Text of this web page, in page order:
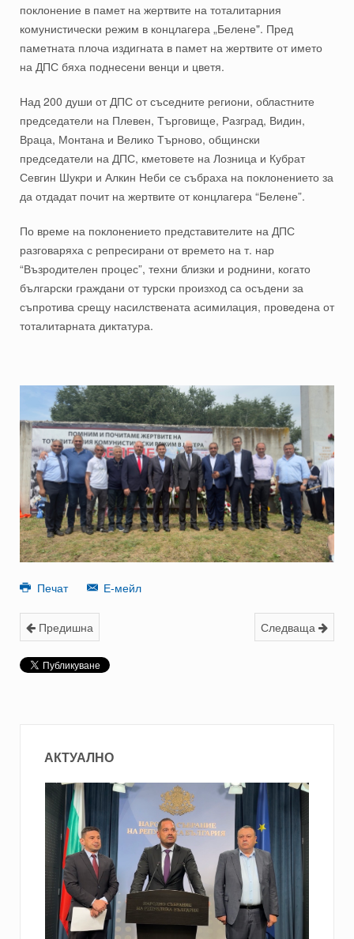
поклонение в памет на жертвите на тоталитарния
комунистически режим в концлагера „Белене". Пред
паметната плоча издигната в памет на жертвите от името
на ДПС бяха поднесени венци и цветя.
Над 200 души от ДПС от съседните региони, областните
председатели на Плевен, Търговище, Разград, Видин,
Враца, Монтана и Велико Търново, общински
председатели на ДПС, кметовете на Лозница и Кубрат
Севгин Шукри и Алкин Неби се събраха на поклонението за
да отдадат почит на жертвите от концлагера “Белене”.
По време на поклонението представителите на ДПС
разговаряха с репресирани от времето на т. нар
“Възродителен процес”, техни близки и роднини, когато
български граждани от турски произход са осъдени за
съпротива срещу насилствената асимилация, проведена от
тоталитарната диктатура.
Печат Е-мейл
Предишна Следваща
АКТУАЛНО